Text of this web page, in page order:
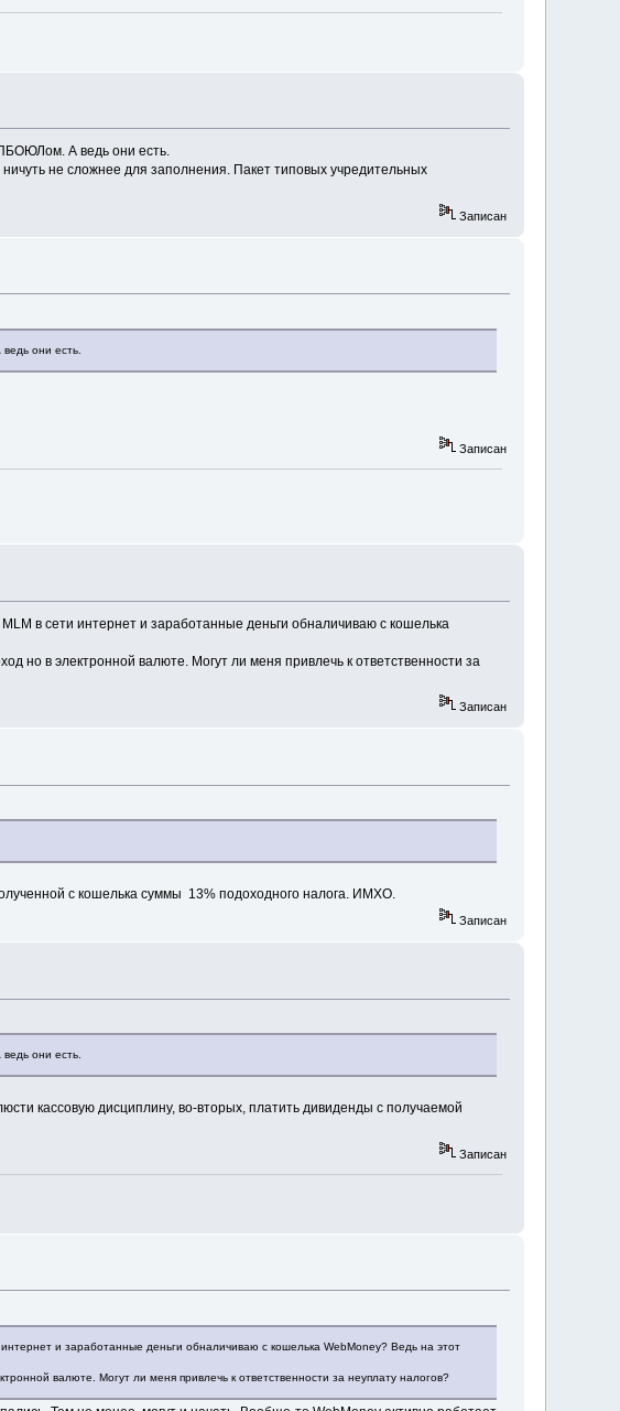
А ведь они есть.
не сложнее для заполнения. Пакет типовых учредительных
Записан
они есть.
Записан
в сети интернет и заработанные деньги обналичиваю с кошелька
но в электронной валюте. Могут ли меня привлечь к ответственности за
Записан
с кошелька суммы 13% подоходного налога. ИМХО.
Записан
они есть.
кассовую дисциплину, во-вторых, платить дивиденды с получаемой
Записан
и заработанные деньги обналичиваю с кошелька WebMoney? Ведь на этот
валюте. Могут ли меня привлечь к ответственности за неуплату налогов?